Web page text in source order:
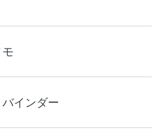
モ
インダー